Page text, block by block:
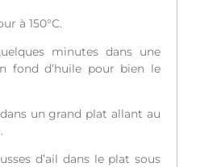
à 150°C.
minutes dans une
fond d’huile pour bien le
un grand plat allant au
d’ail dans le plat sous